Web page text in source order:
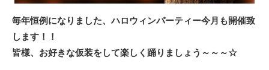
毎年恒例になりました、ハロウィンパーティー今月も開催致
します！！
皆様、お好きな仮装をして楽しく踊りましょう～～～☆